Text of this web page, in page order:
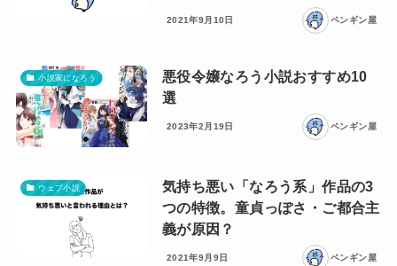
2021年9月10日 ペンギン屋
小説家になろう
悪役令嬢なろう小説おすすめ10
選
2023年2月19日 ペンギン屋
ウェブ小説
気持ち悪い「なろう系」作品の3
つの特徴。童貞っぽさ・ご都合主
義が原因？
2021年9月9日 ペンギン屋